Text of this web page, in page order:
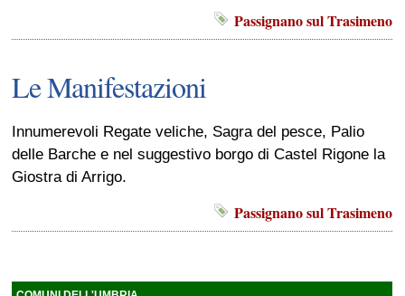
Passignano sul Trasimeno
Le Manifestazioni
Innumerevoli Regate veliche, Sagra del pesce, Palio
delle Barche e nel suggestivo borgo di Castel Rigone la
Giostra di Arrigo.
Passignano sul Trasimeno